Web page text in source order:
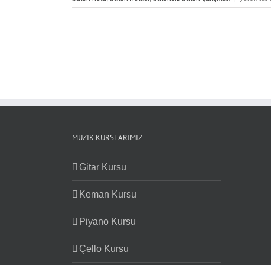
Mi
MÜZIK KURSLARIMIZ
Gitar Kursu
Keman Kursu
Piyano Kursu
Çello Kursu